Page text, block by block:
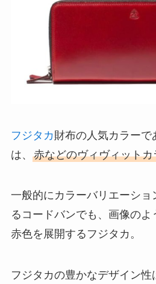
フジタカ財布の人気カラー
は、 赤などのヴィヴィットカ
一般的にカラーバリエーショ
るコードバンでも、画像の
赤色を展開するフジタカ。
フジタカの豊かなデザイン性